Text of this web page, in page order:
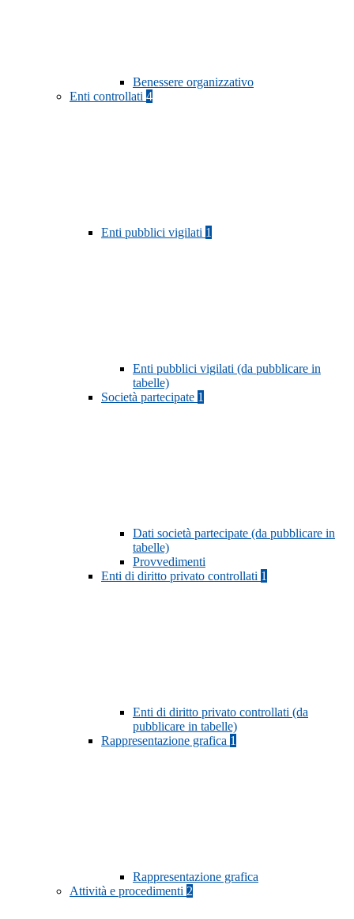
Benessere organizzativo
Enti controllati 4
Enti pubblici vigilati 1
Enti pubblici vigilati (da pubblicare in
tabelle)
Società partecipate 1
Dati società partecipate (da pubblicare in
tabelle)
Provvedimenti
Enti di diritto privato controllati 1
Enti di diritto privato controllati (da
pubblicare in tabelle)
Rappresentazione grafica 1
Rappresentazione grafica
Attività e procedimenti 2